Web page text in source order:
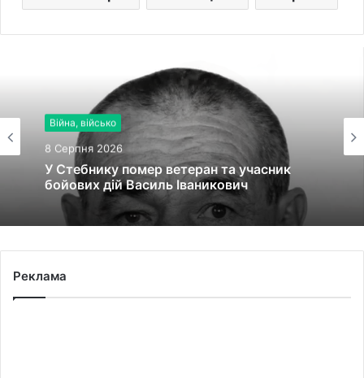
Туризм
8 Серпня 2026
Черги на кордоні з Польщею на
Львівщині: де зараз найбільше авто
Реклама